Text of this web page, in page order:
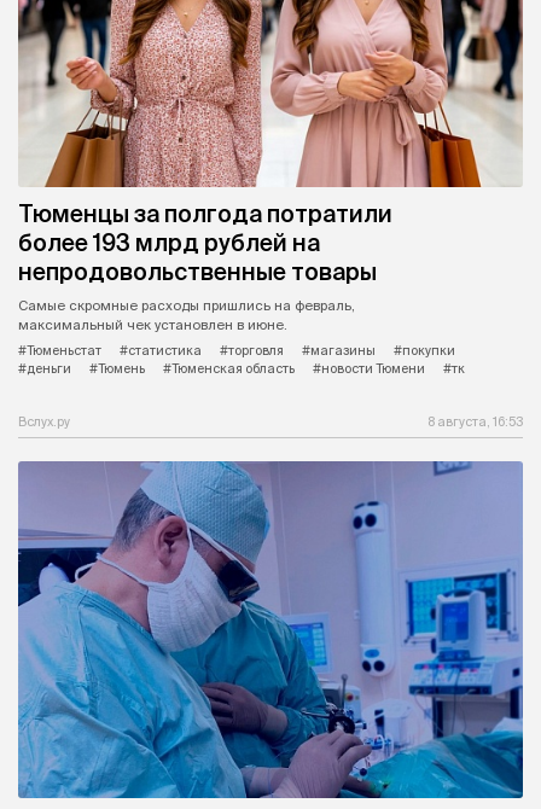
Тюменцы за полгода потратили
более 193 млрд рублей на
непродовольственные товары
Самые скромные расходы пришлись на февраль,
максимальный чек установлен в июне.
#Тюменьстат
#статистика #торговля #магазины
#покупки
#деньги
#Тюмень #Тюменская область #новости Тюмени #тк
Вслух.ру 8 августа, 16:53